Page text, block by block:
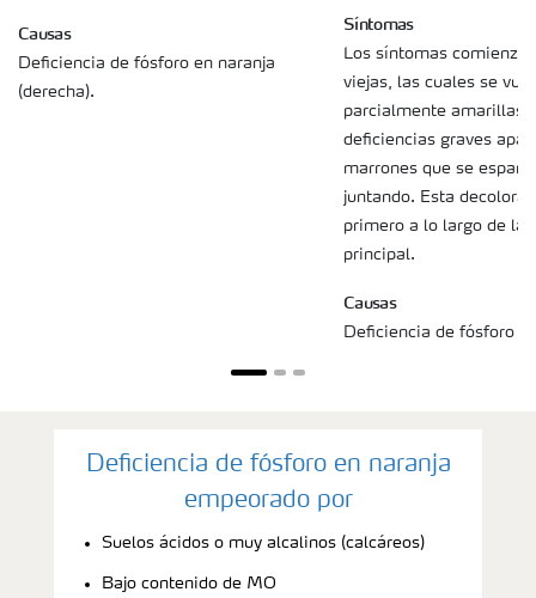
Causas
Deficiencia de fósforo en naranja
(derecha).
Síntomas
Los síntomas
viejas, las cuales se
parcialmente amarillas.
deficiencias graves
marrones que se
juntando. Esta
primero a lo largo de la
principal.
Causas
Deficiencia de fósforo
Deficiencia de fósforo en naranja
empeorado por
Suelos ácidos o muy alcalinos (calcáreos)
Bajo contenido de MO